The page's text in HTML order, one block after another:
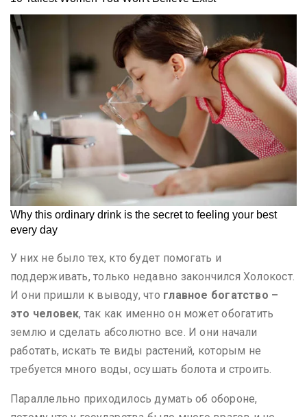
У них не было тех, кто будет помогать и
поддерживать, только недавно закончился Холокост.
И они пришли к выводу, что главное богатство –
это человек, так как именно он может обогатить
землю и сделать абсолютно все. И они начали
работать, искать те виды растений, которым не
требуется много воды, осушать болота и строить.
Параллельно приходилось думать об обороне,